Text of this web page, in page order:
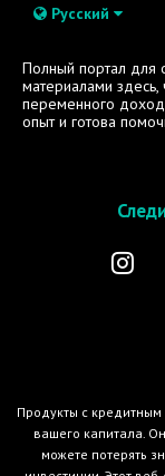
Русский
Полный портал для
материалами здесь,
переменного
опыт и готова
Продукты с
вашего капитала.
можете потерять